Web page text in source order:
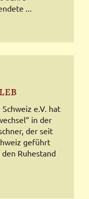
...
e.V. hat
in der
der seit
geführt
Ruhestand